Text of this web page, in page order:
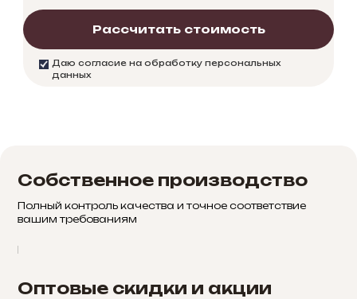
Даю согласие на обработку персональных
данных
Рассчитать стоимость
Собственное производство
Полный контроль качества и точное соответствие
вашим требованиям
Оптовые скидки и акции